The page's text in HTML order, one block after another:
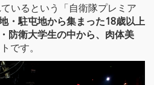
いるという「自衛隊プレミア
・駐屯地から集まった18歳以上
防衛大学生の中から、肉体美
です。